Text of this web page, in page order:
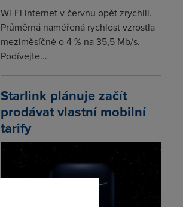
Wi-Fi internet v červnu opět zrychlil.
Průměrná naměřená rychlost vzrostla
meziměsíčně o 4 % na 35,5 Mb/s.
Podívejte...
Starlink plánuje začít
prodávat vlastní mobilní
tarify